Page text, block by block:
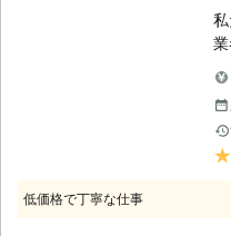
ぐ
せ
低価格で丁寧な仕事